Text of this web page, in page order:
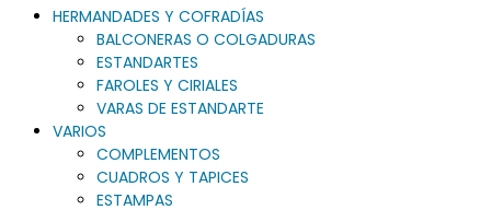
HERMANDADES Y COFRADÍAS
BALCONERAS O COLGADURAS
ESTANDARTES
FAROLES Y CIRIALES
VARAS DE ESTANDARTE
VARIOS
COMPLEMENTOS
CUADROS Y TAPICES
ESTAMPAS